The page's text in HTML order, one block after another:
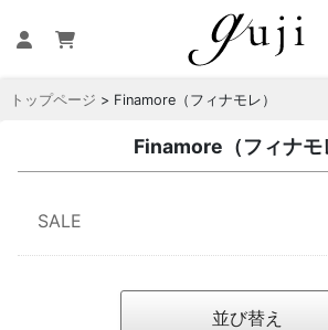
トップページ > Finamore（フィナモレ）
Finamore（フィナモ
SALE
並び替え